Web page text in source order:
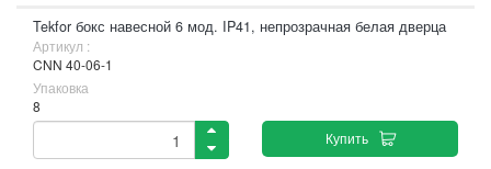
Tekfor бокс навесной 6 мод. IP41, непрозрачная белая дверца
Артикул :
CNN 40-06-1
Упаковка
8
Купить